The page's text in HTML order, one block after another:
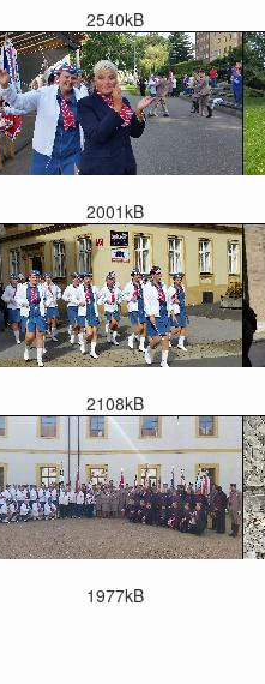
2540kB
2001kB
2108kB
1977kB